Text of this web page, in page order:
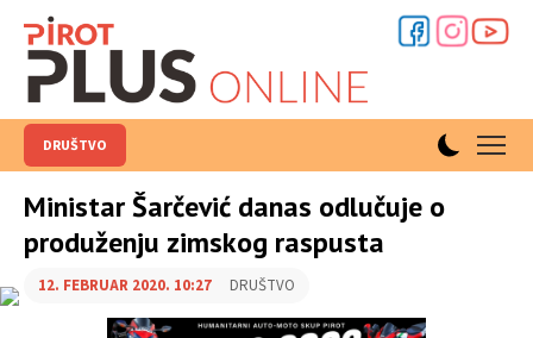
DRUŠTVO
Ministar Šarčević danas odlučuje o
produženju zimskog raspusta
12. FEBRUAR 2020. 10:27 DRUŠTVO